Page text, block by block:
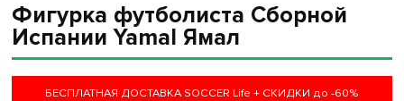
Фигурка футболиста Сборной
Испании Yamal Ямал
БЕСПЛАТНАЯ ДОСТАВКА SOCCER Life + СКИДКИ до -60%